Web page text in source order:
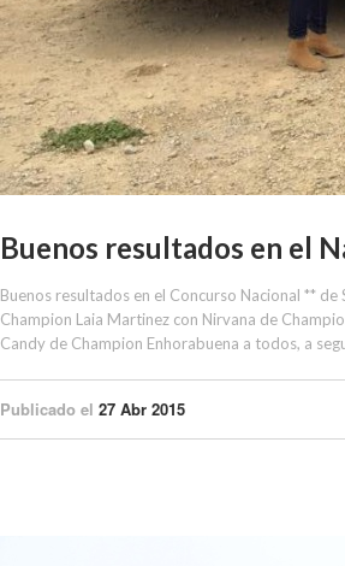
Buenos resultados en el
Buenos resultados en el Concurso Nacional **
Champion Laia Martinez con Nirvana de
Candy de Champion Enhorabuena a todos, a
Publicado el 27 Abr 2015